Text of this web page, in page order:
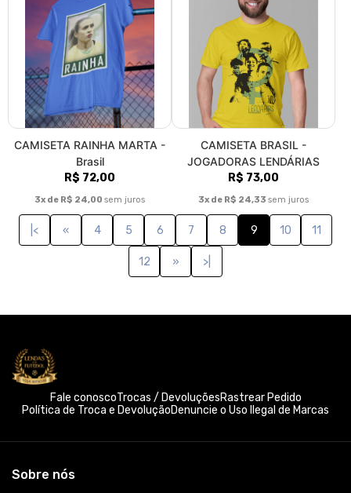
CAMISETA RAINHA MARTA -
Brasil
R$ 72,00
3x de R$ 24,00 sem juros
CAMISETA BRASIL -
JOGADORAS LENDÁRIAS
R$ 73,00
3x de R$ 24,33 sem juros
|< « 4 5 6 7 8 9 10 11
12 » >|
Fale conoscoTrocas / DevoluçõesRastrear Pedido
Política de Troca e DevoluçãoDenuncie o Uso Ilegal de Marcas
Sobre nós